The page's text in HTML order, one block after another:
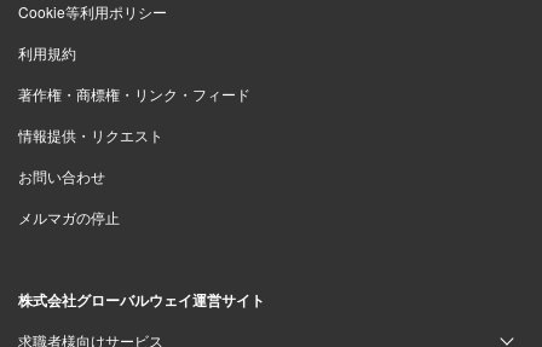
Cookie等利用ポリシー
利用規約
著作権・商標権・リンク・フィード
情報提供・リクエスト
お問い合わせ
メルマガの停止
株式会社グローバルウェイ運営サイト
求職者様向けサービス